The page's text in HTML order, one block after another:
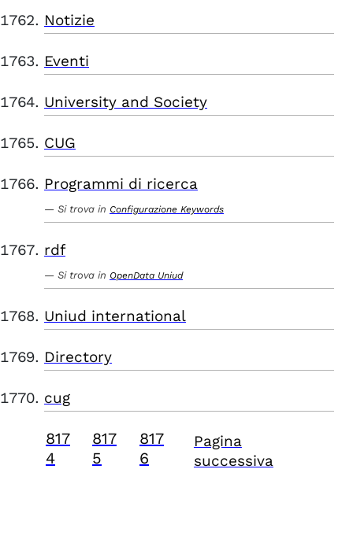
Notizie
Eventi
University and Society
CUG
Programmi di ricerca
Si trova in Configurazione Keywords
rdf
Si trova in OpenData Uniud
Uniud international
Directory
cug
817
4
817
5
817
6
Pagina
successiva